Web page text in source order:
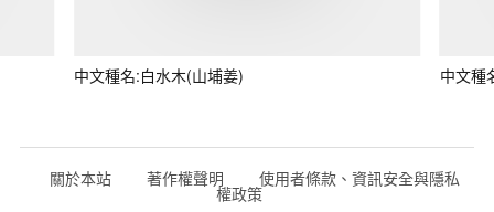
中文種名:白水木(山埔姜) 中文種
關於本站 著作權聲明 使用者條款、資訊安全與隱私
權政策